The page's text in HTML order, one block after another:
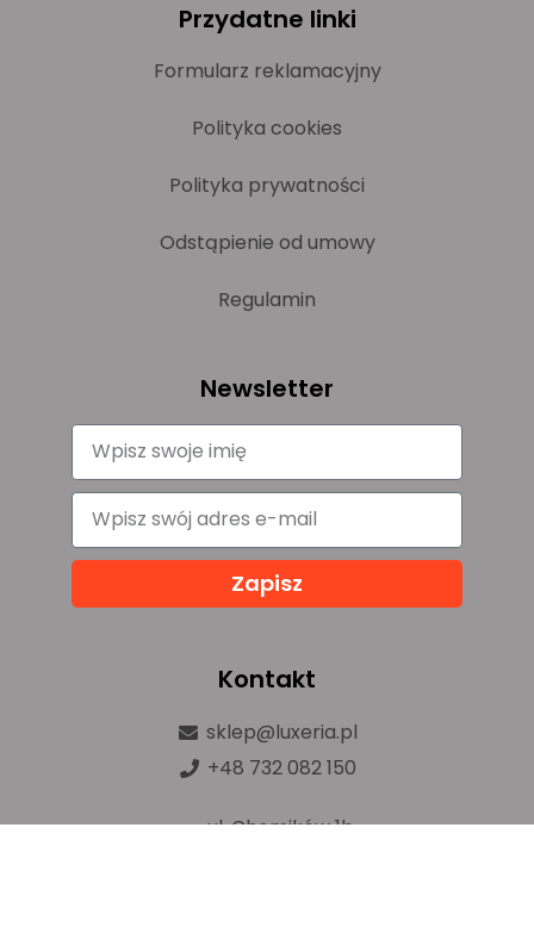
Przydatne linki
Formularz reklamacyjny
Polityka cookies
Polityka prywatności
Odstąpienie od umowy
Regulamin
Newsletter
Zapisz
Kontakt
sklep@luxeria.pl
+48 732 082 150
ul. Chemików 1b,